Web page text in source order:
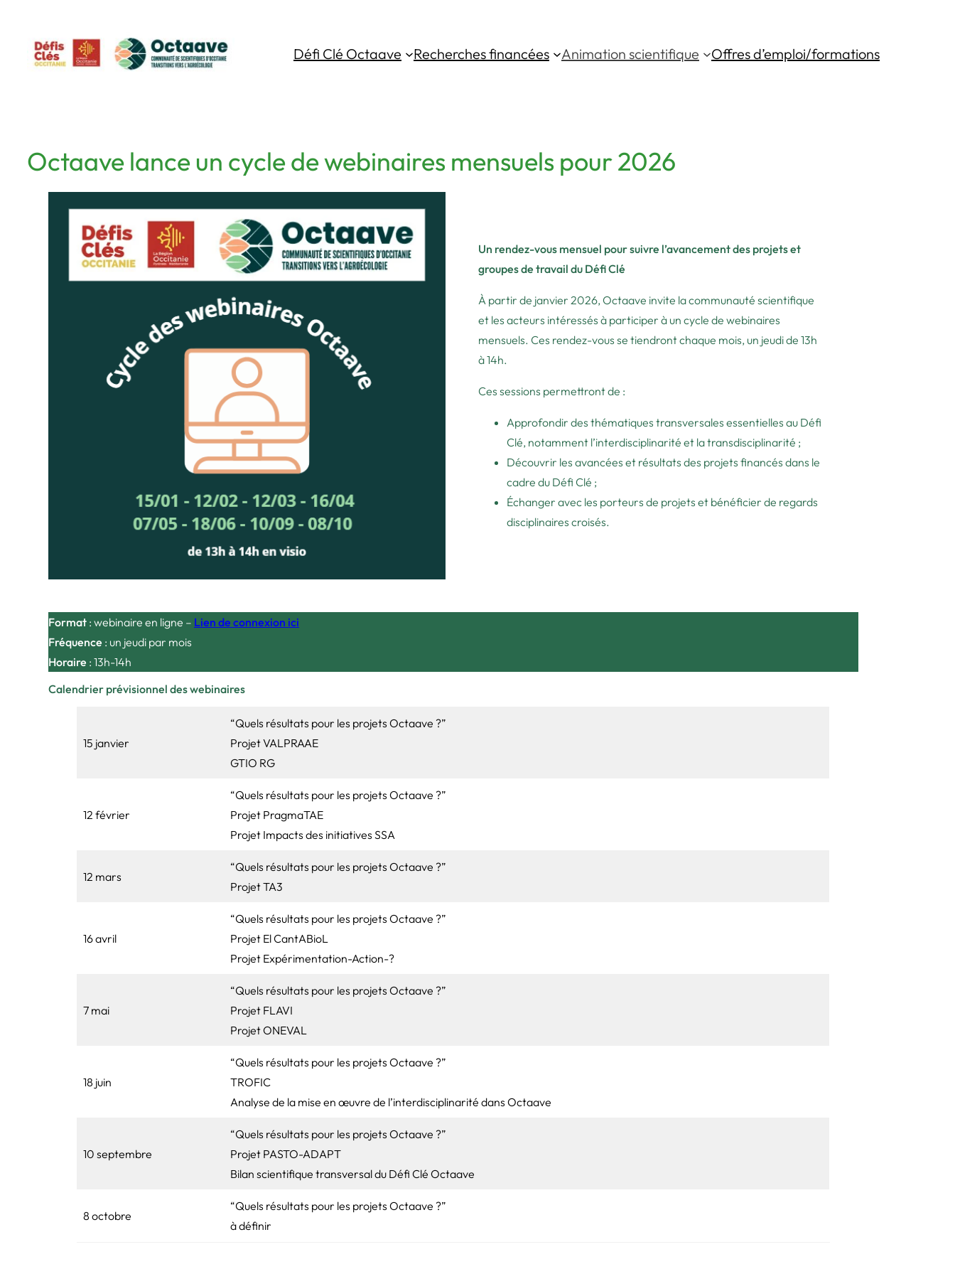
contenu
Défi Clé Octaave Recherches financées Animation scientifique Offres d’emploi/formations
Octaave lance un cycle de webinaires mensuels pour 2026
Un rendez-vous mensuel pour suivre l’avancement des projets et
groupes de travail du Défi Clé
À partir de janvier 2026, Octaave invite la communauté scientifique
et les acteurs intéressés à participer à un cycle de webinaires
mensuels. Ces rendez-vous se tiendront chaque mois, un jeudi de 13h
à 14h.
Ces sessions permettront de :
Approfondir des thématiques transversales essentielles au Défi
Clé, notamment l’interdisciplinarité et la transdisciplinarité ;
Découvrir les avancées et résultats des projets financés dans le
cadre du Défi Clé ;
Échanger avec les porteurs de projets et bénéficier de regards
disciplinaires croisés.
Format : webinaire en ligne – Lien de connexion ici
Fréquence : un jeudi par mois
Horaire : 13h-14h
Calendrier prévisionnel des webinaires
15 janvier
“Quels résultats pour les projets Octaave ?”
Projet VALPRAAE
GTIO RG
12 février
“Quels résultats pour les projets Octaave ?”
Projet PragmaTAE
Projet Impacts des initiatives SSA
12 mars
“Quels résultats pour les projets Octaave ?”
Projet TA3
16 avril
“Quels résultats pour les projets Octaave ?”
Projet El CantABioL
Projet Expérimentation-Action-?
7 mai
“Quels résultats pour les projets Octaave ?”
Projet FLAVI
Projet ONEVAL
18 juin
“Quels résultats pour les projets Octaave ?”
TROFIC
Analyse de la mise en œuvre de l’interdisciplinarité dans Octaave
10 septembre
“Quels résultats pour les projets Octaave ?”
Projet PASTO-ADAPT
Bilan scientifique transversal du Défi Clé Octaave
8 octobre
“Quels résultats pour les projets Octaave ?”
à définir